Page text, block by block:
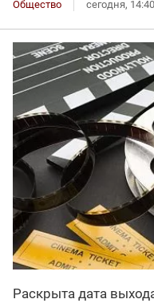
Общество сегодня, 14:40
Раскрыта дата